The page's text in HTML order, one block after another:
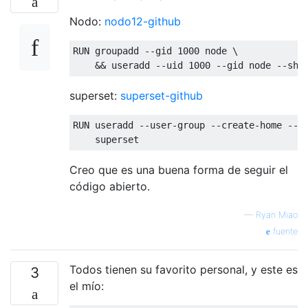
Nodo: nodo12-github
RUN groupadd --gid 1000 node \
superset: superset-github
RUN useradd --user-group --create-
Creo que es una buena forma de seguir el
código abierto.
— Ryan Miao
fuente
3
Todos tienen su favorito personal, y este es
el mío: